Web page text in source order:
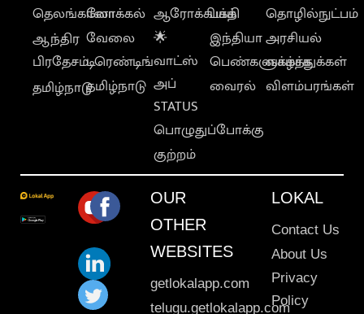
தெலங்கானா
ஆந்திர
பிரதேசம்
தமிழ்நாடு
லோக்கல்
வேலை
டிரெண்டிங்
தமிழ்நாடு
ஆரோக்கியம்
🌟
வாட்ஸ்
அப்
STATUS
பொழுதுப்போக்கு
குற்றம்
பக்தி
இந்தியா
பெண்களுக்காக
வைரல்
தொழில்நுட்பம்
அரசியல்
வாழ்த்துக்கள்
விளம்பரங்கள்
OUR
OTHER
WEBSITES
getlokalapp.com
telugu.getlokalapp.com
LOKAL
Contact Us
About Us
Privacy
Policy